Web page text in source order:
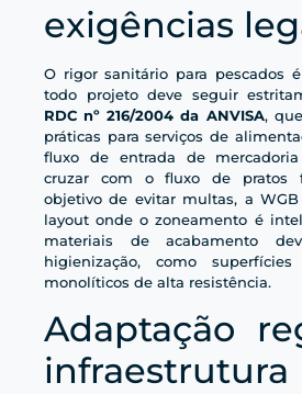
exigências
O rigor sanitário para pescados
todo projeto deve seguir
RDC nº 216/2004 da ANVISA,
práticas para serviços de
fluxo de entrada de
cruzar com o fluxo de pratos
objetivo de evitar multas, a
layout onde o zoneamento é
materiais de acabamento
higienização, como
monolíticos de alta resistência.
Adaptação
infraestrutura